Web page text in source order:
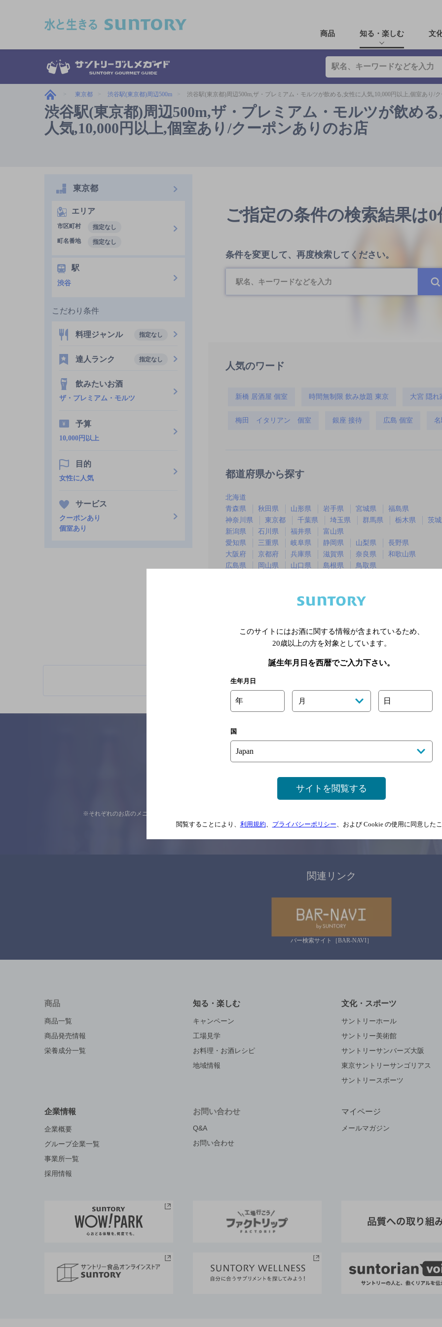
商品 知る・楽しむ 文
東京都 渋谷駅(東京都)周辺500m 渋谷駅(東京都)周辺500m,ザ・プレミアム・モルツが飲める,女性に人気,10,000円以上,個室あり/
渋谷駅(東京都)周辺500m,ザ・プレミアム・モルツが飲め
人気,10,000円以上,個室あり/クーポンありのお店
ご指定の条件の検索結果は0
条件を変更して、再度検索してください。
人気のワード
新橋 居酒屋 個室 時間無制限 飲み放題 東京 大宮 隠れ
梅田 イタリアン 個室 銀座 接待 広島 個室
都道府県から探す
北海道
青森県
秋田県 山形県 岩手県 宮城県
福島県
神奈川県
東京都 千葉県 埼玉県 群馬県 栃木県
茨
新潟県
石川県 福井県
富山県
愛知県
三重県 岐阜県 静岡県 山梨県
長野県
大阪府
京都府 兵庫県 滋賀県 奈良県
和歌山県
広島県
岡山県 山口県 島根県
鳥取県
※店舗によりハイボール取り扱い銘
東京都
エリア
市区町村
指定なし
町名番地
指定なし
駅
渋谷
こだわり条件
料理ジャンル 指定なし
達人ランク 指定なし
飲みたいお酒
ザ・プレミアム・モルツ
予算
10,000円以上
目的
女性に人気
サービス
クーポンあり
個室あり
ご意見・ご感想
※それぞれのお店のメニューや営業時間などの掲載情報については、 念のためお店にご確
関連リンク
バー検索サイト［BAR-NAVI］
商品
商品一覧
商品発売情報
栄養成分一覧
知る・楽しむ
キャンペーン
工場見学
お料理・お酒レシピ
地域情報
文化・スポーツ
サントリーホール
サントリー美術館
サントリーサンバーズ大阪
東京サントリーサンゴリアス
サントリースポーツ
企業情報
企業概要
グループ企業一覧
事業所一覧
採用情報
お問い合わせ
Q&A
お問い合わせ
マイページ
メールマガジン
このサイトにはお酒に関する情報が含まれているため、
20歳以上の方を対象としています。
誕生年月日を西暦でご入力下さい。
生年月日
年 月 日
国
サイトを閲覧する
閲覧することにより、 利用規約、 プライバシーポリシー、および Cookie の使用に同意した